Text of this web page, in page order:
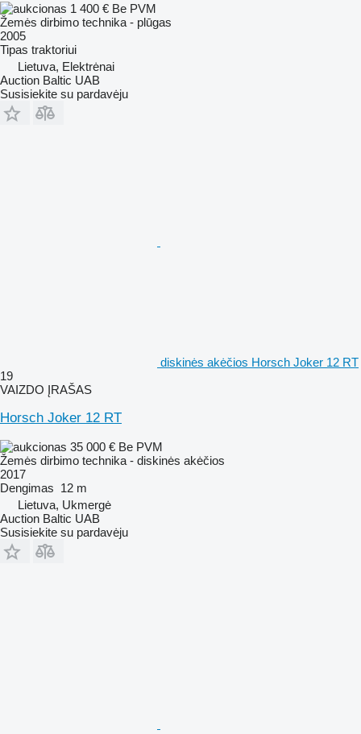
1 400 € Be PVM
Žemės dirbimo technika - plūgas
2005
Tipas traktoriui
Lietuva, Elektrėnai
Auction Baltic UAB
Susisiekite su pardavėju
diskinės akėčios Horsch Joker 12 RT
19
VAIZDO ĮRAŠAS
Horsch Joker 12 RT
35 000 € Be PVM
Žemės dirbimo technika - diskinės akėčios
2017
Dengimas 12 m
Lietuva, Ukmergė
Auction Baltic UAB
Susisiekite su pardavėju